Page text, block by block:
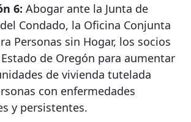
6: Abogar ante la Junta de
Condado, la Oficina Conjunta
Personas sin Hogar, los socios
de Oregón para aumentar
de vivienda tutelada
con enfermedades
y persistentes.